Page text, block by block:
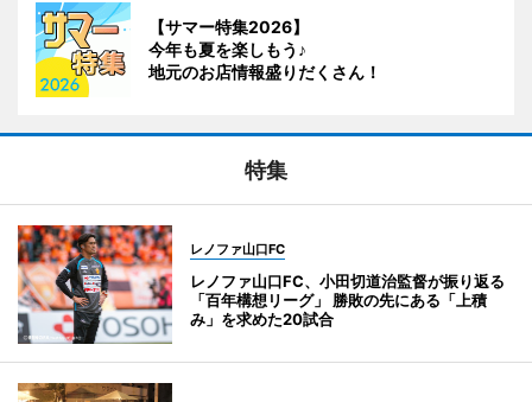
【サマー特集2026】
今年も夏を楽しもう♪
地元のお店情報盛りだくさん！
特集
レノファ山口FC
レノファ山口FC、小田切道治監督が振り返る
「百年構想リーグ」 勝敗の先にある「上積
み」を求めた20試合